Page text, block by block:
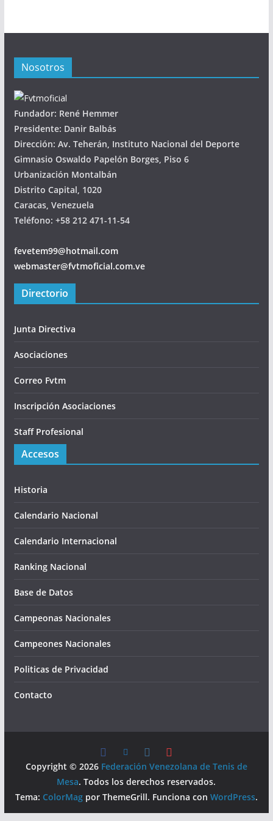
Nosotros
Fundador: René Hemmer
Presidente: Danir Balbás
Dirección: Av. Teherán, Instituto Nacional del Deporte
Gimnasio Oswaldo Papelón Borges, Piso 6
Urbanización Montalbán
Distrito Capital, 1020
Caracas, Venezuela
Teléfono: +58 212 471-11-54
fevetem99@hotmail.com
webmaster@fvtmoficial.com.ve
Directorio
Junta Directiva
Asociaciones
Correo Fvtm
Inscripción Asociaciones
Staff Profesional
Accesos
Historia
Calendario Nacional
Calendario Internacional
Ranking Nacional
Base de Datos
Campeonas Nacionales
Campeones Nacionales
Politicas de Privacidad
Contacto
Copyright © 2026 Federación Venezolana de Tenis de
Mesa. Todos los derechos reservados.
Tema: ColorMagpor ThemeGrill. Funciona con WordPress.